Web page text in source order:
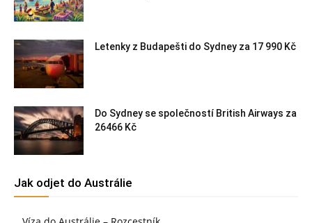
Letenky z Budapešti do Sydney za 17 990 Kč
Do Sydney se společností British Airways za
26466 Kč
Jak odjet do Austrálie